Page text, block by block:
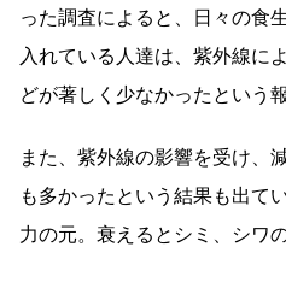
った調査によると、日々の食
入れている人達は、紫外線に
どが著しく少なかったという
また、紫外線の影響を受け、
も多かったという結果も出て
力の元。衰えるとシミ、シワ